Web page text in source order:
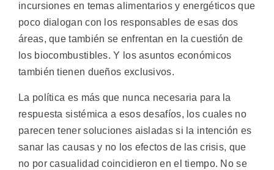
incursiones en temas alimentarios y energéticos que
poco dialogan con los responsables de esas dos
áreas, que también se enfrentan en la cuestión de
los biocombustibles. Y los asuntos económicos
también tienen dueños exclusivos.
La política es más que nunca necesaria para la
respuesta sistémica a esos desafíos, los cuales no
parecen tener soluciones aisladas si la intención es
sanar las causas y no los efectos de las crisis, que
no por casualidad coincidieron en el tiempo. No se